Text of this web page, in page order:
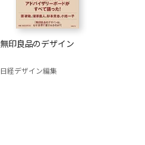
無印良品のデザイン
日経デザイン編集